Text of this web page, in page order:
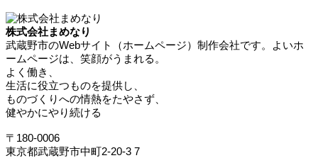
株式会社まめなり
武蔵野市のWebサイト（ホームページ）制作会社です。よいホ
ームページは、笑顔がうまれる。
よく働き、
生活に役立つものを提供し、
ものづくりへの情熱をたやさず、
健やかにやり続ける
〒180-0006
東京都武蔵野市中町2-20-3 7